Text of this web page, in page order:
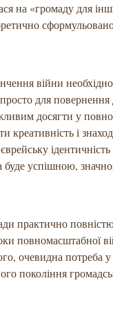
на «громаду для
війни
для
досягти у
креативність і
буде успішною,
практично
повномасштабної
очевидна потреба у
покоління